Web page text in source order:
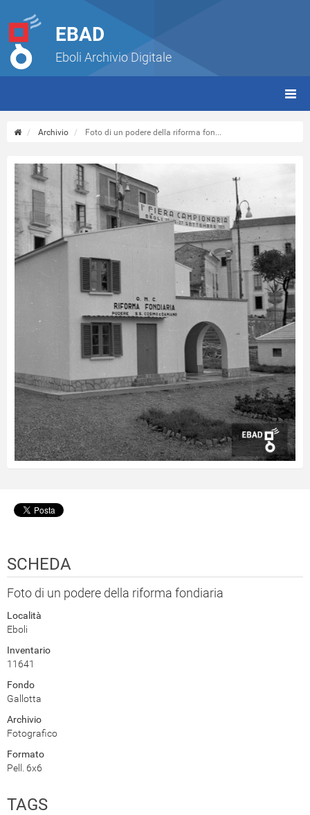
EBAD
Eboli Archivio Digitale
Archivio Foto di un podere della riforma fon...
SCHEDA
Foto di un podere della riforma fondiaria
Località
Eboli
Inventario
11641
Fondo
Gallotta
Archivio
Fotografico
Formato
Pell. 6x6
TAGS